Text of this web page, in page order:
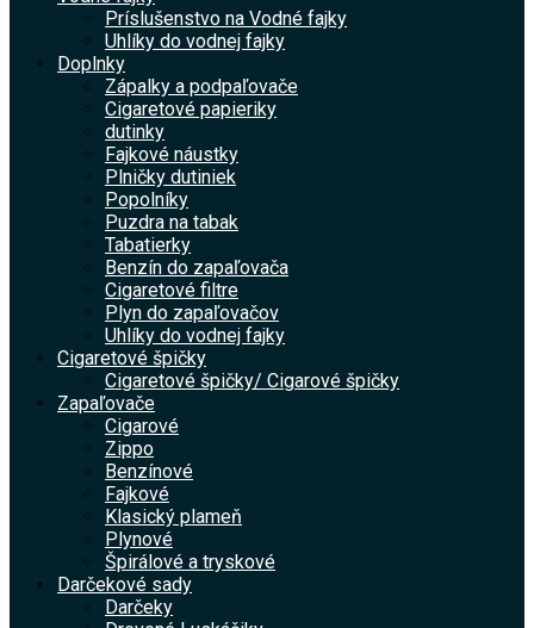
Príslušenstvo na Vodné fajky
Uhlíky do vodnej fajky
Doplnky
Zápalky a podpaľovače
Cigaretové papieriky
dutinky
Fajkové náustky
Plničky dutiniek
Popolníky
Puzdra na tabak
Tabatierky
Benzín do zapaľovača
Cigaretové filtre
Plyn do zapaľovačov
Uhlíky do vodnej fajky
Cigaretové špičky
Cigaretové špičky/ Cigarové špičky
Zapaľovače
Cigarové
Zippo
Benzínové
Fajkové
Klasický plameň
Plynové
Špirálové a tryskové
Darčekové sady
Darčeky